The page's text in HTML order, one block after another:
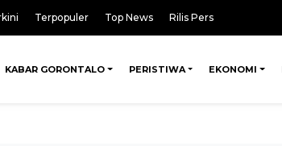
Terpopuler Top News Rilis Pers
KABAR GORONTALO PERISTIWA EKONOMI